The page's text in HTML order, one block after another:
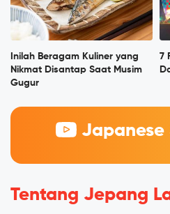
Inilah Beragam Kuliner yang
Nikmat Disantap Saat Musim
Gugur
7
Japanese
Tentang Jepang